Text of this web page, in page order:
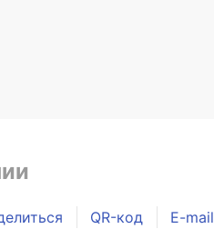
QR-код E-mail